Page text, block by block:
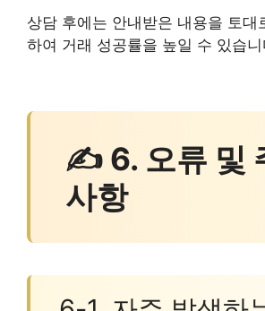
상담 후에는 안내받은 내용을 토대
하여 거래 성공률을 높일 수 있습니
✍ 6. 오류 및
사항